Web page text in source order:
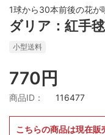
1球から30本前後の花が
ダリア：紅手
小型送料
770円
商品ID： 116477
こちらの商品は現在販